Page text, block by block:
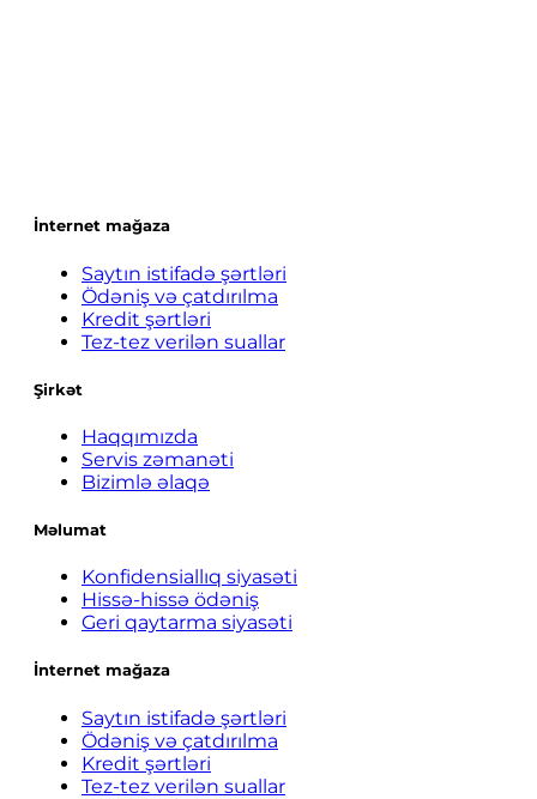
İnternet mağaza
Saytın istifadə şərtləri
Ödəniş və çatdırılma
Kredit şərtləri
Tez-tez verilən suallar
Şirkət
Haqqımızda
Servis zəmanəti
Bizimlə əlaqə
Məlumat
Konfidensiallıq siyasəti
Hissə-hissə ödəniş
Geri qaytarma siyasəti
İnternet mağaza
Saytın istifadə şərtləri
Ödəniş və çatdırılma
Kredit şərtləri
Tez-tez verilən suallar